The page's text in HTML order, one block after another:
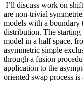
I’ll discuss work on
are non-trivial
models with a boundary
distribution. The starting
model in a half space,
asymmetric simple
through a fusion
application to the
oriented swap process is